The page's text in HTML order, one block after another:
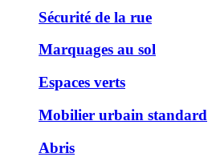
Sécurité de la rue
Marquages au sol
Espaces verts
Mobilier urbain standard
Abris